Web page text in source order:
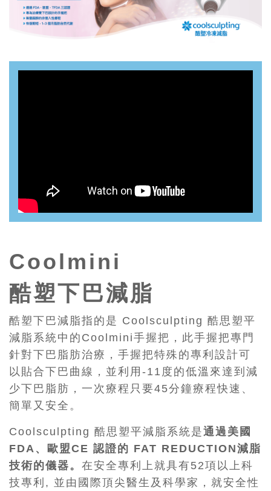
Coolmini
酷塑下巴減脂
酷塑下巴減脂指的是 Coolsculpting 酷思塑平
減脂系統中的Coolmini手握把，此手握把專門
針對下巴脂肪治療，手握把特殊的專利設計可
以貼合下巴曲線，並利用-11度的低溫來達到減
少下巴脂肪，一次療程只要45分鐘療程快速、
簡單又安全。
Coolsculpting 酷思塑平減脂系統是通過美國
FDA、歐盟CE 認證的 FAT REDUCTION減脂
技術的儀器。 在安全專利上就具有52項以上科
技專利, 並由國際頂尖醫生及科學家，就安全性